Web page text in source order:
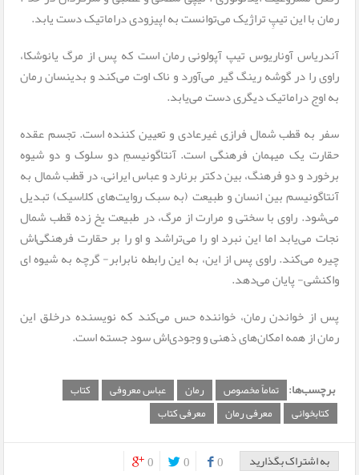
رمان با این تیپِ تراژیک می‌توانست به اپیزودی دراماتیک دست یابد.
آندریاس آوناریوس تیپ آپولونی رمان است که پس از مرگ یانوشکا،
راوی را در گوشه رینگ گیر می‌آورد و ناک اوت می‌کند و بدینسان رمان
به اوج دراماتیک دیگری دست می‌یابد.
سفر به قطب شمال فرازی غیرعادی و تعیین کننده است. تجسم عقده‌
حقارت یک میهمان فرهنگی است. آنتاگونیسمِ دو سلوک و دو شیوه‌
برخورد و دو فرهنگ، بین دکتر برنارد و عباس ایرانی، در قطب شمال به
آنتاگونیسم بین انسان و طبیعت (به سبک روایت‌های کلاسیک) تبدیل
می‌شود. راوی با سختی و مرارت از مرگ، در طبیعت یخ زده قطب شمال
نجات می‌یابد اما این نبرد او را می‌تراشد و او را بر حقارت فرهنگی‌اش
چیره می‌کند. راوی پس از این، به این رابطه نابرابر- گرچه به شیوه ای
واکنشی- پایان می‌دهد.
پس از خواندن رمان، خواننده حس می‌کند که نویسنده درخلق این
رمان از همه امکان‌های ذهنی و وجودی‌اش سود جسته است.
برچسب‌ها: تماماً مخصوص رمان عباس معروفی
کتاب
کتابخوانی
معرفی رمان معرفی کتاب
به اشتراک بگذارید 0
0
0